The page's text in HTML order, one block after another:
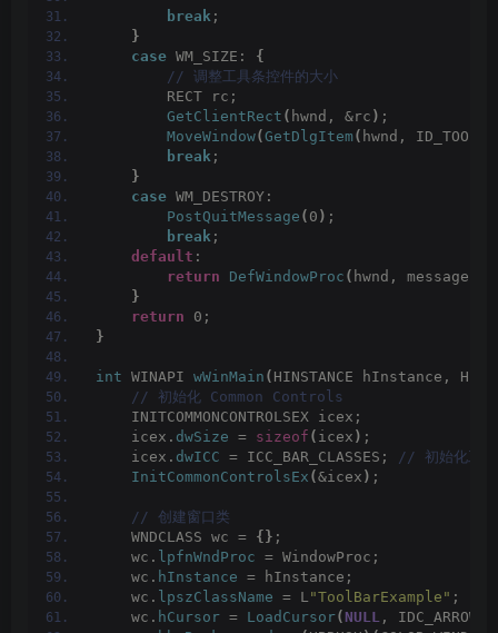
break ;
}
case WM_SIZE: {
// 调整工具条控件的大小
        RECT rc;
GetClientRect ( hwnd, &rc ) ;
MoveWindow( GetDlgItem ( hwnd,
break ;
}
case WM_DESTROY:
PostQuitMessage ( 0 ) ;
break ;
default :
return
DefWindowProc ( hwnd, message,
}
return 0;
}
int WINAPI wWinMain ( HINSTANCE hInstance,
// 初始化 Common Controls
    INITCOMMONCONTROLSEX icex;
    icex.
dwSize = sizeof ( icex ) ;
    icex.
dwICC = ICC_BAR_CLASSES;
// 初始化工具
InitCommonControlsEx ( &icex ) ;
// 创建窗口类
    WNDCLASS wc =
{} ;
    wc.
lpfnWndProc = WindowProc;
    wc.
hInstance = hInstance;
    wc.
lpszClassName = L"ToolBarExample" ;
    wc.
hCursor = LoadCursor( NULL , IDC_ARROW